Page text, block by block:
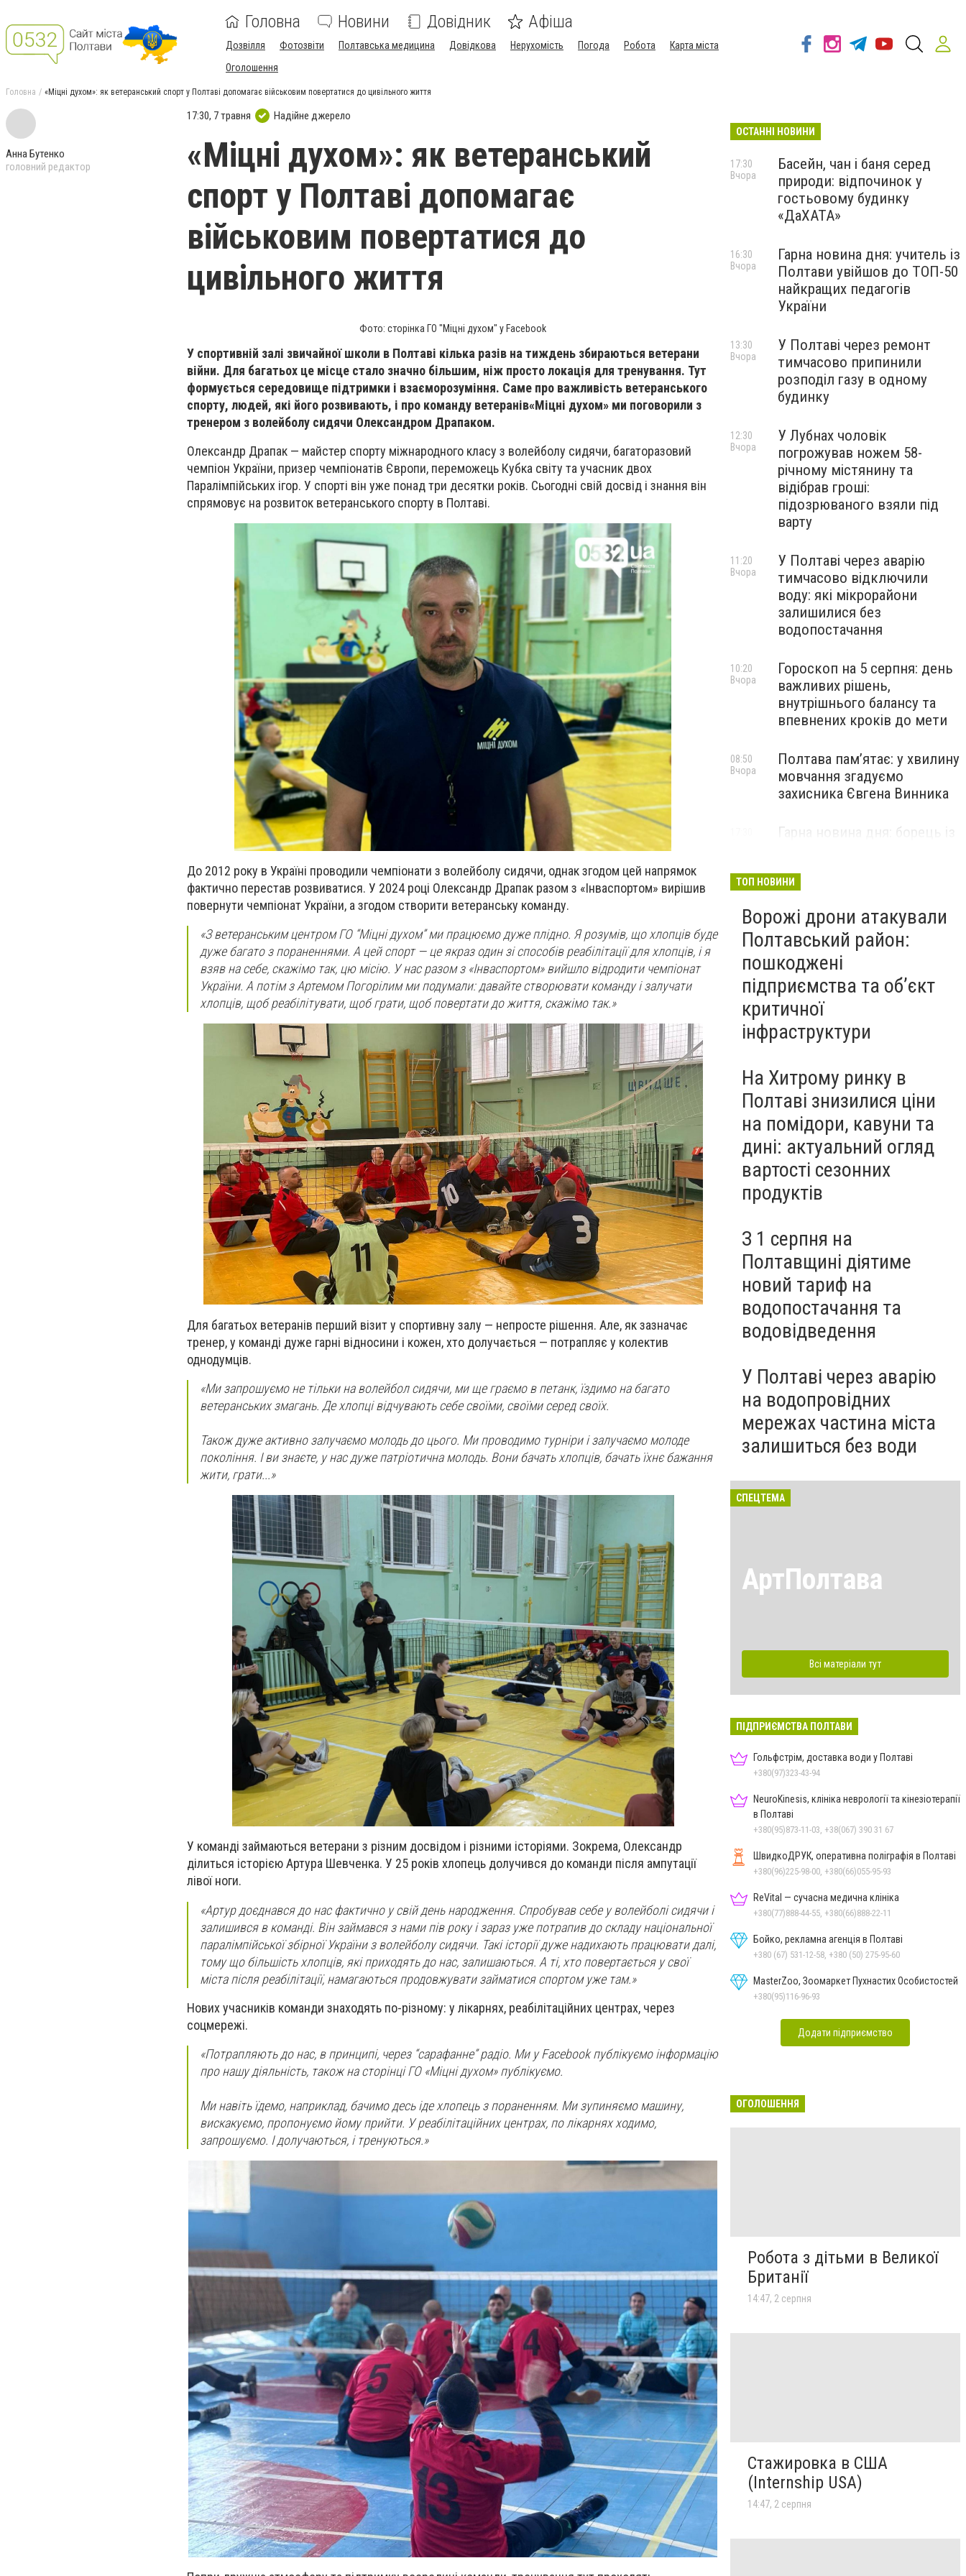
Головна Новини Довідник Афіша
Дозвілля Фотозвіти Полтавська медицина Довідкова Нерухомість Погода Робота
Карта міста
Оголошення
Головна «Міцні духом»: як ветеранський спорт у Полтаві допомагає військовим повертатися до цивільного життя
Анна Бутенко
головний редактор
17:30, 7 травня Надійне джерело
«Міцні духом»: як ветеранський
спорт у Полтаві допомагає
військовим повертатися до
цивільного життя
Фото: сторінка ГО "Міцні духом" у Facebook
У спортивній залі звичайної школи в Полтаві кілька разів на тиждень збираються ветерани
війни. Для багатьох це місце стало значно більшим, ніж просто локація для тренування. Тут
формується середовище підтримки і взаєморозуміння. Саме про важливість ветеранського
спорту, людей, які його розвивають, і про команду ветеранів«Міцні духом» ми поговорили з
тренером з волейболу сидячи Олександром Драпаком.
Олександр Драпак — майстер спорту міжнародного класу з волейболу сидячи, багаторазовий
чемпіон України, призер чемпіонатів Європи, переможець Кубка світу та учасник двох
Паралімпійських ігор. У спорті він уже понад три десятки років. Сьогодні свій досвід і знання він
спрямовує на розвиток ветеранського спорту в Полтаві.
До 2012 року в Україні проводили чемпіонати з волейболу сидячи, однак згодом цей напрямок
фактично перестав розвиватися. У 2024 році Олександр Драпак разом з «Інваспортом» вирішив
повернути чемпіонат України, а згодом створити ветеранську команду.
«З ветеранським центром ГО “Міцні духом” ми працюємо дуже плідно. Я розумів, що хлопців буде
дуже багато з пораненнями. А цей спорт — це якраз один зі способів реабілітації для хлопців, і я
взяв на себе, скажімо так, цю місію. У нас разом з «Інваспортом» вийшло відродити чемпіонат
України. А потім з Артемом Погорілим ми подумали: давайте створювати команду і залучати
хлопців, щоб реабілітувати, щоб грати, щоб повертати до життя, скажімо так.»
Для багатьох ветеранів перший візит у спортивну залу — непросте рішення. Але, як зазначає
тренер, у команді дуже гарні відносини і кожен, хто долучається — потрапляє у колектив
однодумців.
«Ми запрошуємо не тільки на волейбол сидячи, ми ще граємо в петанк, їздимо на багато
ветеранських змагань. Де хлопці відчувають себе своїми, своїми серед своїх.
Також дуже активно залучаємо молодь до цього. Ми проводимо турніри і залучаємо молоде
покоління. І ви знаєте, у нас дуже патріотична молодь. Вони бачать хлопців, бачать їхнє бажання
жити, грати...»
У команді займаються ветерани з різним досвідом і різними історіями. Зокрема, Олександр
ділиться історією Артура Шевченка. У 25 років хлопець долучився до команди після ампутації
лівої ноги.
«Артур доєднався до нас фактично у свій день народження. Спробував себе у волейболі сидячи і
залишився в команді. Він займався з нами пів року і зараз уже потрапив до складу національної
паралімпійської збірної України з волейболу сидячи. Такі історії дуже надихають працювати далі,
тому що більшість хлопців, які приходять до нас, залишаються. А ті, хто повертається у свої
міста після реабілітації, намагаються продовжувати займатися спортом уже там.»
Нових учасників команди знаходять по-різному: у лікарнях, реабілітаційних центрах, через
соцмережі.
«Потрапляють до нас, в принципі, через “сарафанне” радіо. Ми у Facebook публікуємо інформацію
про нашу діяльність, також на сторінці ГО «Міцні духом» публікуємо.
Ми навіть їдемо, наприклад, бачимо десь іде хлопець з пораненням. Ми зупиняємо машину,
вискакуємо, пропонуємо йому прийти. У реабілітаційних центрах, по лікарнях ходимо,
запрошуємо. І долучаються, і тренуються.»
ОСТАННІ НОВИНИ
Басейн, чан і баня серед
природи: відпочинок у
гостьовому будинку
«ДаХАТА»
17:30
Вчора
Гарна новина дня: учитель із
Полтави увійшов до ТОП-50
найкращих педагогів
України
16:30
Вчора
У Полтаві через ремонт
тимчасово припинили
розподіл газу в одному
будинку
13:30
Вчора
У Лубнах чоловік
погрожував ножем 58-
річному містянину та
відібрав гроші:
підозрюваного взяли під
варту
12:30
Вчора
У Полтаві через аварію
тимчасово відключили
воду: які мікрорайони
залишилися без
водопостачання
11:20
Вчора
Гороскоп на 5 серпня: день
важливих рішень,
внутрішнього балансу та
впевнених кроків до мети
10:20
Вчора
Полтава пам’ятає: у хвилину
мовчання згадуємо
захисника Євгена Винника
08:50
Вчора
Гарна новина дня: борець із
міжнародного турніру в
ТОП НОВИНИ
Ворожі дрони атакували
Полтавський район:
пошкоджені
підприємства та об’єкт
критичної
інфраструктури
На Хитрому ринку в
Полтаві знизилися ціни
на помідори, кавуни та
дині: актуальний огляд
вартості сезонних
продуктів
З 1 серпня на
Полтавщині діятиме
новий тариф на
водопостачання та
водовідведення
У Полтаві через аварію
на водопровідних
мережах частина міста
залишиться без води
СПЕЦТЕМА
АртПолтава
Всі матеріали тут
ПІДПРИЄМСТВА ПОЛТАВИ
Гольфстрім, доставка води у Полтаві
+380(97)323-43-94
NeuroKinesis, клініка неврології та кінезіотерапії
в Полтаві
+380(95)873-11-03, +38(067) 390 31 67
ШвидкоДРУК, оперативна поліграфія в Полтаві
+380(96)225-98-00, +380(66)055-95-93
ReVital — сучасна медична клініка
+380(77)888-44-55, +380(66)888-22-11
Бойко, рекламна агенція в Полтаві
+380 (67) 531-12-58, +380 (50) 275-95-60
MasterZoo, Зоомаркет Пухнастих Особистостей
+380(95)116-96-93
Додати підприємство
ОГОЛОШЕННЯ
Робота з дітьми в Великої
Британії
14:47, 2 серпня
Стажировка в США
(Internship USA)
14:47, 2 серпня